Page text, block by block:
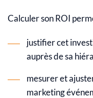
Calculer son ROI
justifier cet
auprès de sa
mesurer et
marketing